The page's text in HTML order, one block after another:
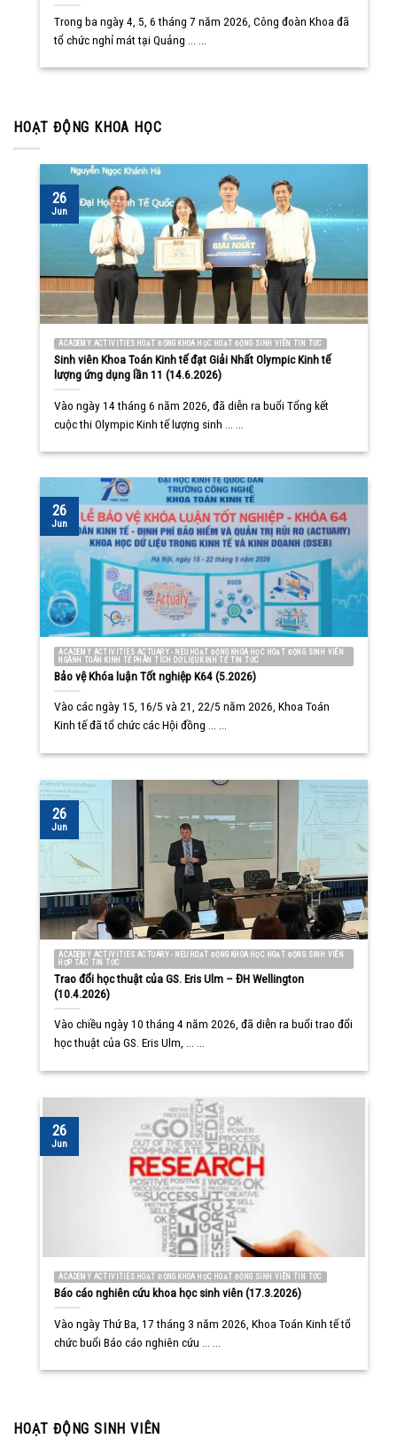
Trong ba ngày 4, 5, 6 tháng 7 năm 2026, Công đoàn Khoa đã
tổ chức nghỉ mát tại Quảng ... ...
HOẠT ĐỘNG KHOA HỌC
ACADEMY ACTIVITIES HOẠT ĐỘNG KHOA HỌC HOẠT ĐỘNG SINH VIÊN TIN TỨC
Sinh viên Khoa Toán Kinh tế đạt Giải Nhất Olympic Kinh tế
lượng ứng dụng lần 11 (14.6.2026)
Vào ngày 14 tháng 6 năm 2026, đã diễn ra buổi Tổng kết
cuộc thi Olympic Kinh tế lượng sinh ... ...
26
Jun
ACADEMY ACTIVITIES ACTUARY - NEU HOẠT ĐỘNG KHOA HỌC HOẠT ĐỘNG SINH VIÊN
NGÀNH TOÁN KINH TẾ PHÂN TÍCH DỮ LIỆU KINH TẾ TIN TỨC
Bảo vệ Khóa luận Tốt nghiệp K64 (5.2026)
Vào các ngày 15, 16/5 và 21, 22/5 năm 2026, Khoa Toán
Kinh tế đã tổ chức các Hội đồng ... ...
26
Jun
ACADEMY ACTIVITIES ACTUARY - NEU HOẠT ĐỘNG KHOA HỌC HOẠT ĐỘNG SINH VIÊN
HỢP TÁC TIN TỨC
Trao đổi học thuật của GS. Eris Ulm – ĐH Wellington
(10.4.2026)
Vào chiều ngày 10 tháng 4 năm 2026, đã diễn ra buổi trao đổi
học thuật của GS. Eris Ulm, ... ...
26
Jun
ACADEMY ACTIVITIES HOẠT ĐỘNG KHOA HỌC HOẠT ĐỘNG SINH VIÊN TIN TỨC
Báo cáo nghiên cứu khoa học sinh viên (17.3.2026)
Vào ngày Thứ Ba, 17 tháng 3 năm 2026, Khoa Toán Kinh tế tổ
chức buổi Báo cáo nghiên cứu ... ...
26
Jun
HOẠT ĐỘNG SINH VIÊN